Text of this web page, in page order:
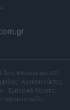
Έδρα: Μεσογείων 321,
· Αρχισυντάκτης:
· Εμπορικά θέματα:
Καραϊωσηφίδη.